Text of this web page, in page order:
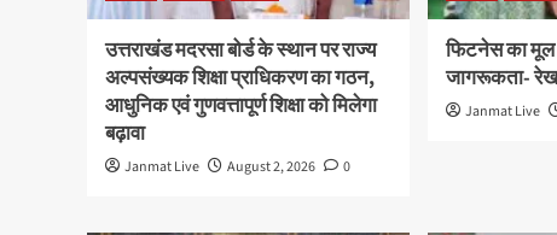
उत्तराखंड मदरसा बोर्ड के स्थान पर राज्य
अल्पसंख्यक शिक्षा प्राधिकरण का गठन,
आधुनिक एवं गुणवत्तापूर्ण शिक्षा को मिलेगा
बढ़ावा
Janmat Live August 2, 2026 0
फिटनेस का
जागरूकता-
Janmat Live